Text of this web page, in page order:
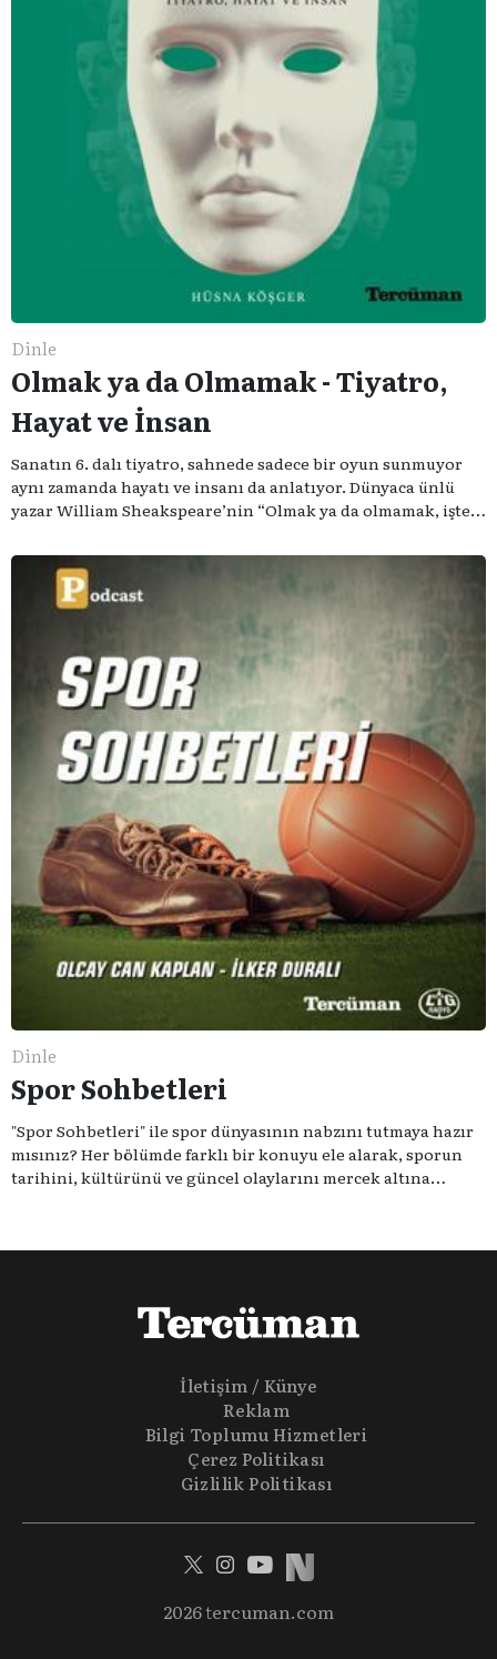
Dinle
Olmak ya da Olmamak - Tiyatro,
Hayat ve İnsan
Sanatın 6. dalı tiyatro, sahnede sadece bir oyun sunmuyor
aynı zamanda hayatı ve insanı da anlatıyor. Dünyaca ünlü
yazar William Sheakspeare’nin “Olmak ya da olmamak, işte
serimizde; tiyatroyu, alanının uzman isimleriyle
konuşuyoruz..
Dinle
Spor Sohbetleri
"Spor Sohbetleri" ile spor dünyasının nabzını tutmaya hazır
mısınız? Her bölümde farklı bir konuyu ele alarak, sporun
tarihini, kültürünü ve güncel olaylarını mercek altına
olmadığına inananlardansanız "Spor Sohbetleri" tam size
İletişim / Künye
Reklam
Bilgi Toplumu Hizmetleri
Çerez Politikası
Gizlilik Politikası
2026 tercuman.com